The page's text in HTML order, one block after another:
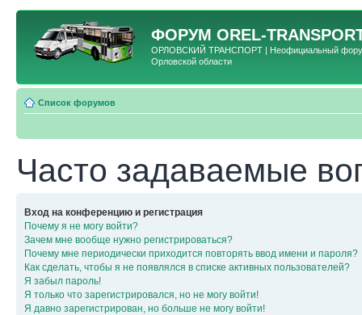
ФОРУМ OREL-
ОРЛОВСКИЙ ТРАНСПОРТ | Неофициальный форум
Орловской области
Список форумов
Часто задаваемые
Вход на конференцию и регистрация
Почему я не могу войти?
Зачем мне вообще нужно регистрироваться?
Почему мне периодически приходится повторять ввод имени и пароля?
Как сделать, чтобы я не появлялся в списке активных пользователей?
Я забыл пароль!
Я только что зарегистрировался, но не могу войти!
Я давно зарегистрирован, но больше не могу войти!